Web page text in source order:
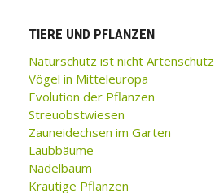
TIERE UND PFLANZEN
Naturschutz ist nicht Artenschutz
Vögel in Mitteleuropa
Evolution der Pflanzen
Streuobstwiesen
Zauneidechsen im Garten
Laubbäume
Nadelbaum
Krautige Pflanzen